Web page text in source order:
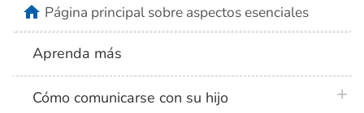
homePágina principal sobre aspectos esenciales
Aprenda más
Cómo comunicarse con su hijo